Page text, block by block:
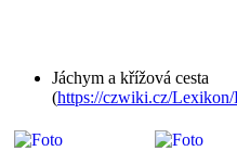
Jáchym a křížová cesta
(https://czwiki.cz/